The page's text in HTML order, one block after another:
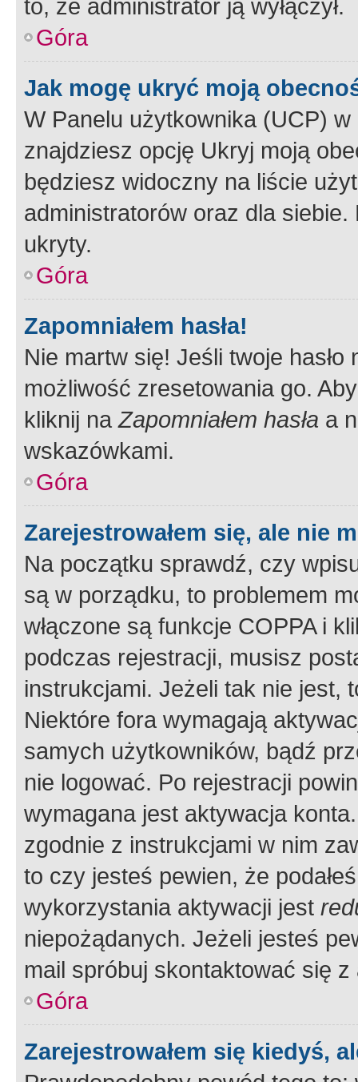
to, że administrator ją wyłączył.
Góra
Jak mogę ukryć moją
W Panelu użytkownika (UCP) w
znajdziesz opcję Ukryj moją
będziesz widoczny na liście
administratorów oraz dla
ukryty.
Góra
Zapomniałem hasła!
Nie martw się! Jeśli twoje
możliwość zresetowania go.
kliknij naZapomniałem hasła a
wskazówkami.
Góra
Zarejestrowałem się, ale nie
Na początku sprawdź, czy
są w porządku, to problemem
włączone są funkcje COPPA i
podczas rejestracji, musisz
instrukcjami. Jeżeli tak nie jest,
Niektóre fora wymagają
samych użytkowników, bądź
nie logować. Po rejestracji
wymagana jest aktywacja
zgodnie z instrukcjami w nim
to czy jesteś pewien, że
wykorzystania aktywacji jest
niepożądanych. Jeżeli jesteś
mail spróbuj skontaktować się
Góra
Zarejestrowałem się kiedyś,